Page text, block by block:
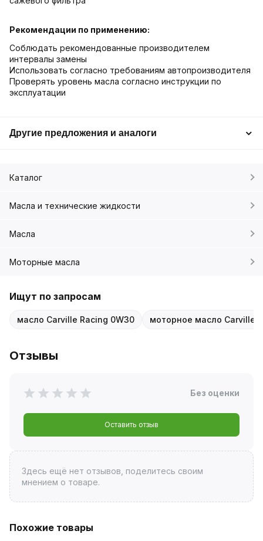
Рекомендации по применению:
Соблюдать рекомендованные производителем
интервалы замены
Использовать согласно требованиям автопроизводителя
Проверять уровень масла согласно инструкции по
эксплуатации
Другие предложения и аналоги
Каталог
Масла и технические жидкости
Масла
Моторные масла
Ищут по запросам
масло Carville Racing 0W30 моторное масло Carville
Отзывы
Без оценки
Оставить отзыв
Здесь ещё нет отзывов, поделитесь своим
мнением о товаре.
Похожие товары